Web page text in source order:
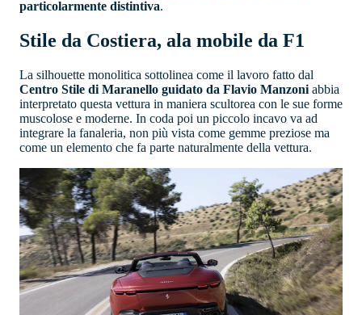
particolarmente distintiva.
Stile da Costiera, ala mobile da F1
La silhouette monolitica sottolinea come il lavoro fatto dal
Centro Stile di Maranello guidato da Flavio Manzoni abbia
interpretato questa vettura in maniera scultorea con le sue forme
muscolose e moderne. In coda poi un piccolo incavo va ad
integrare la fanaleria, non più vista come gemme preziose ma
come un elemento che fa parte naturalmente della vettura.